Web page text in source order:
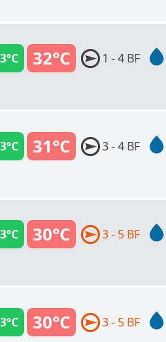
32°C 1 - 4 BF
31°C 3 - 4 BF
30°C 3 - 5 BF
30°C 3 - 5 BF